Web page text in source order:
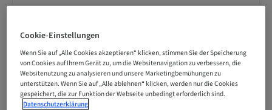
7.00 Punkte
Bereitstellungsmethode
Theorie-Kurs
Cookie-Einstellungen
Wenn Sie auf „Alle Cookies akzeptieren“ klicken, stimmen Sie der Speicherung
von Cookies auf Ihrem Gerät zu, um die Websitenavigation zu verbessern, die
Websitenutzung zu analysieren und unsere Marketingbemühungen zu
unterstützen. Wenn Sie auf „Alle ablehnen“ klicken, werden nur die Cookies
gespeichert, die zur Funktion der Webseite unbedingt erforderlich sind.
Datenschutzerklärung